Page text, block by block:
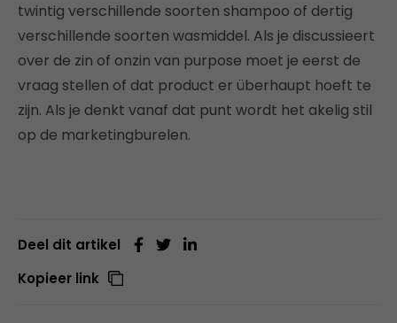
twintig verschillende soorten shampoo of dertig
verschillende soorten wasmiddel. Als je discussieert
over de zin of onzin van purpose moet je eerst de
vraag stellen of dat product er überhaupt hoeft te
zijn. Als je denkt vanaf dat punt wordt het akelig stil
op de marketingburelen.
Deel dit artikel
Kopieer link